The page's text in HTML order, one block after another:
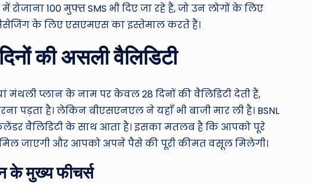
100 मुफ्त SMS भी दिए जा रहे हैं, जो उन लोगों के लिए
के लिए एसएमएस का इस्तेमाल करते हैं।
की असली वैलिडिटी
प्लान के नाम पर केवल 28 दिनों की वैलिडिटी देती हैं,
पड़ता है। लेकिन बीएसएनएल ने यहाँ भी बाजी मार ली है। BSNL
वैलिडिटी के साथ आता है। इसका मतलब है कि आपको पूरे
मिल जाएगी और आपको अपने पैसे की पूरी कीमत वसूल मिलेगी।
मुख्य फीचर्स